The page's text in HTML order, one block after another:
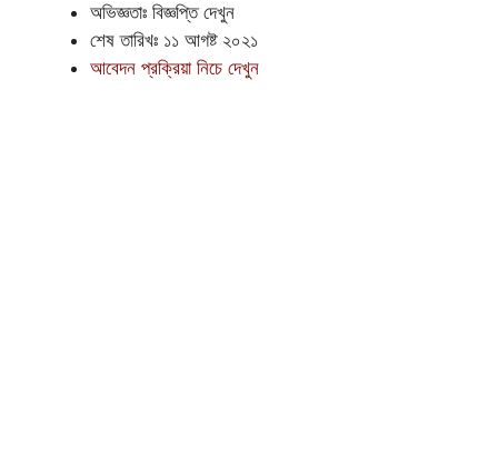
অভিজ্ঞতাঃ বিজ্ঞপ্তি দেখুন
শেষ তারিখঃ ১১ আগষ্ট ২০২১
আবেদন প্রক্রিয়া নিচে দেখুন